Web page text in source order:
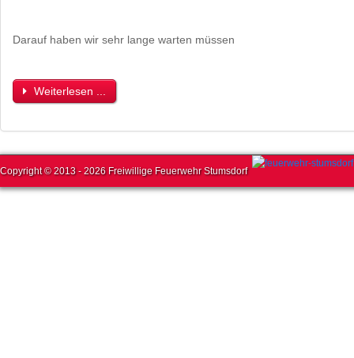
Darauf haben wir sehr lange warten müssen
Weiterlesen ...
Copyright © 2013 - 2026 Freiwillige Feuerwehr Stumsdorf